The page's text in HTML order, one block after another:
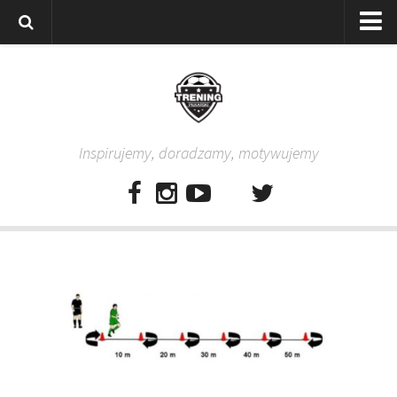
Rodzice
Pro Training
Aplikacja
Aplikacja Pro Training – Trening Piłkarski
Inspirujemy, doradzamy, motywujemy